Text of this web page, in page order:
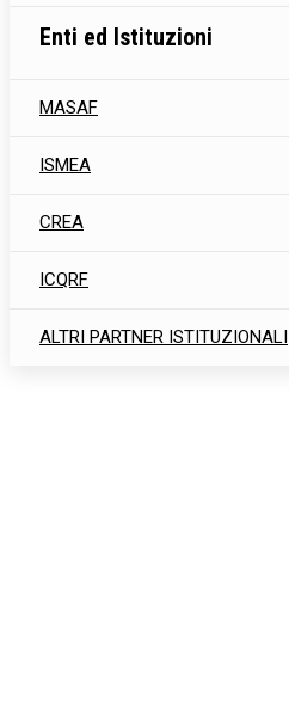
Enti ed Istituzioni
MASAF
ISMEA
CREA
ICQRF
ALTRI PARTNER ISTITUZIONALI